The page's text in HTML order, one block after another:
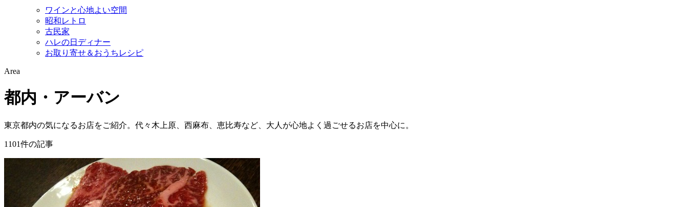
ワインと心地よい空間
昭和レトロ
古民家
ハレの日ディナー
お取り寄せ＆おうちレシピ
Area
都内・アーバン
東京都内の気になるお店をご紹介。代々木上原、西麻布、恵比寿など、大人が心地よく過ごせるお店を中心に。
1101件の記事